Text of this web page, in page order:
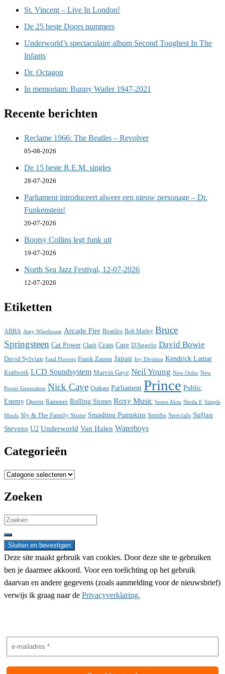
St. Vincent – Live In London!
De 25 beste Doors nummers
Underworld’s spectaculaire album Second Toughest In The
Infants
Dr. Octagon
In memoriam: Bunny Wailer 1947-2021
Recente berichten
Reclame 1966: The Beatles – Revolver
05-08-2026
De 15 beste R.E.M. singles
28-07-2026
Parliament introduceert alweer een nieuw personage – Dr.
Funkenstein!
20-07-2026
Bootsy Collins legt funk uit
19-07-2026
North Sea Jazz Festival, 12-07-2026
12-07-2026
Etiketten
ABBA Amy Winehouse Arcade Fire Beatles Bob Marley Bruce
Springsteen Cat Power Clash Crass Cure D'Angelo David Bowie
David Sylvian Fatal Flowers Frank Zappa Japan Joy Division Kendrick Lamar
Kraftwerk LCD Soundsystem Marvin Gaye Neil Young New Order New
Power Generation Nick Cave Outkast Parliament Prince Public
Enemy Queen Ramones Rolling Stones Roxy Music Sezen Aksu Sheila E Simple
Minds Sly & The Family Stone Smashing Pumpkins Smiths Specials Sufjan
Stevens U2 Underworld Van Halen Waterboys
Categorieën
Categorieën
Zoeken
Search
for:
Deze site maakt gebruik van cookies. Door deze site te gebruiken
ben je daarmee akkoord. Voor een toelichting op het gebruik
daarvan en andere gegevens (zoals aanmelding voor de nieuwsbrief)
verwijs ik graag naar de Privacyverklaring.